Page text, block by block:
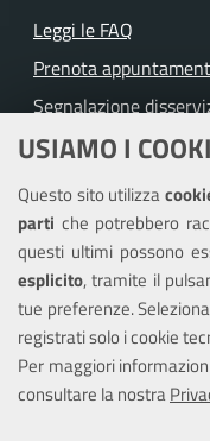
USIAMO I
Questo sito utilizza
parti che potrebbero
questi ultimi possono
esplicito, tramite il
tue preferenze.
registrati solo i cookie
Per maggiori
consultare la nostra
Leggi le FAQ
Prenota
Segnalazione
Richiesta assistenza
Amministrazione
Informativa privacy
Note legali
Piano di
Dichiarazione di